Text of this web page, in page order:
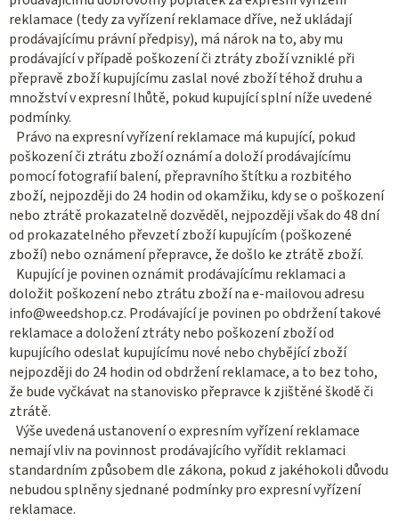
reklamace (tedy za vyřízení reklamace dříve, než ukládají
prodávajícímu právní předpisy), má nárok na to, aby mu
prodávající v případě poškození či ztráty zboží vzniklé při
přepravě zboží kupujícímu zaslal nové zboží téhož druhu a
množství v expresní lhůtě, pokud kupující splní níže uvedené
podmínky.
Právo na expresní vyřízení reklamace má kupující, pokud
poškození či ztrátu zboží oznámí a doloží prodávajícímu
pomocí fotografií balení, přepravního štítku a rozbitého
zboží, nejpozději do 24 hodin od okamžiku, kdy se o poškození
nebo ztrátě prokazatelně dozvěděl, nejpozději však do 48 dní
od prokazatelného převzetí zboží kupujícím (poškozené
zboží) nebo oznámení přepravce, že došlo ke ztrátě zboží.
Kupující je povinen oznámit prodávajícímu reklamaci a
doložit poškození nebo ztrátu zboží na e-mailovou adresu
info@weedshop.cz. Prodávající je povinen po obdržení takové
reklamace a doložení ztráty nebo poškození zboží od
kupujícího odeslat kupujícímu nové nebo chybějící zboží
nejpozději do 24 hodin od obdržení reklamace, a to bez toho,
že bude vyčkávat na stanovisko přepravce k zjištěné škodě či
ztrátě.
Výše uvedená ustanovení o expresním vyřízení reklamace
nemají vliv na povinnost prodávajícího vyřídit reklamaci
standardním způsobem dle zákona, pokud z jakéhokoli důvodu
nebudou splněny sjednané podmínky pro expresní vyřízení
reklamace.